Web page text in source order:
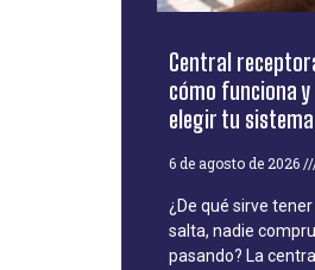
Central
cómo funciona
elegir tu
6 de agosto de 2026
¿De qué sirve
salta, nadie
pasando? La